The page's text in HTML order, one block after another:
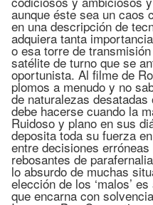
aunque éste sea un caos
en una descripción de
adquiera tanta
o esa torre de
satélite de turno que se
oportunista. Al filme de
plomos a menudo y no
de naturalezas
debe hacerse cuando la
Ruidoso y plano en sus
deposita toda su fuerza
entre decisiones
rebosantes de
lo absurdo de muchas
elección de los ‘malos’
que encarna con